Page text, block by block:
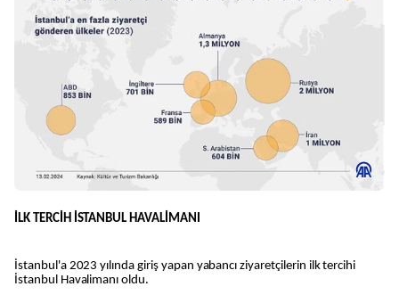
İLK TERCİH İSTANBUL HAVALİMANI
İstanbul'a 2023 yılında giriş yapan yabancı ziyaretçilerin ilk tercihi
İstanbul Havalimanı oldu.